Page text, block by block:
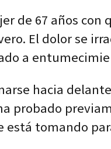
de 67 años con
El dolor se
a
hacia
probado
tomando